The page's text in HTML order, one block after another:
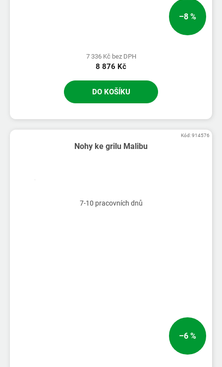
–8 %
7 336 Kč bez DPH
8 876 Kč
DO KOŠÍKU
Nohy ke grilu Malibu
7-10 pracovních dnů
–6 %
Kód:914576